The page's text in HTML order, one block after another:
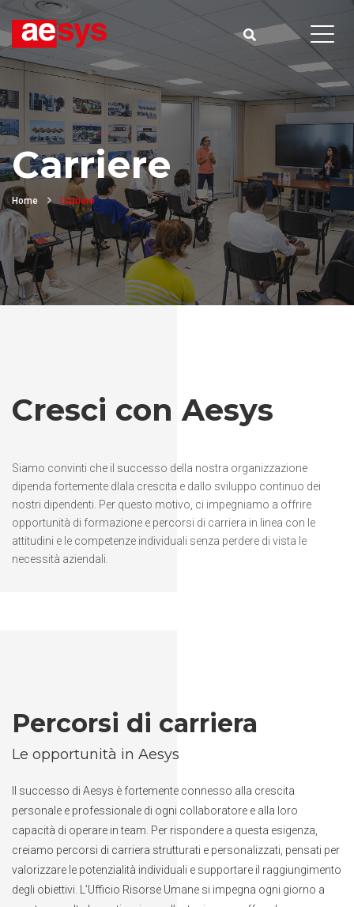
Carriere
Home Carriere
Cresci con Aesys
Siamo convinti che il successo della nostra organizzazione
dipenda fortemente dlala crescita e dallo sviluppo continuo dei
nostri dipendenti. Per questo motivo, ci impegniamo a offrire
opportunità di formazione e percorsi di carriera in linea con le
attitudini e le competenze individuali senza perdere di vista le
necessità aziendali.
Percorsi di carriera
Le opportunità in Aesys
Il successo di Aesys è fortemente connesso alla crescita
personale e professionale di ogni collaboratore e alla loro
capacità di operare in team. Per rispondere a questa esigenza,
creiamo percorsi di carriera strutturati e personalizzati, pensati per
valorizzare le potenzialità individuali e supportare il raggiungimento
degli obiettivi. L’Ufficio Risorse Umane si impegna ogni giorno a